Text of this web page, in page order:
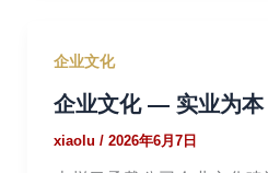
企业文化
企业文化 — 实业为本
xiaolu / 2026年6月7日